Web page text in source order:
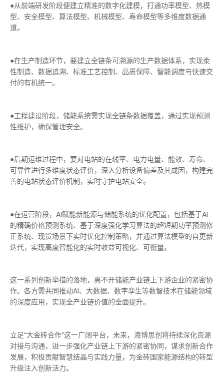
●从前端研发阶段便建立精准的数字化建模，打通功率模型、热模
型、安全模型、算法模型、机械模型、寿命模型等多维度数据通
道。
●在生产制造环节，要建立全链条可溯源的生产数据体系，实现柔
性制造、数据追溯、标准工艺控制、品质保障、智能调度与快速交
付的有机统一。
●工程建设阶段，储能系统需实现全链条数据覆盖，通过实现预测
性维护，确保管理安全。
●后期运维过程中，要对电站的在线率、电力电量、能效、寿命、
可靠性进行多维度状态评价，深入分析设备偏差及其成因，构建完
善的电站状态评价机制，实时守护电站安全。
●在运营阶段，AI赋能新能源与储能系统的优化配置，包括基于AI
的精确价格预测系统、基于深度强化学习算法的超短期功率预测修
正系统、现货场景下实时优化控制策略，并通过算法模型的自更新
迭代，实现高度智能化的实时收益可视化、可衡量。
这一系列创新举措的落地，离不开储能产业链上下游企业的紧密协
作。各方需共同推动AI、大数据、数字孪生等数智技术在储能领域
的深度应用，实现全产业链价值的全面提升。
立足“大金砖合作”这一广阔平台，未来，海博思创将持续深化资源
对接与沟通，进一步强化产业链上下游的紧密协同，谋求创新合作
发展，积极贡献智慧结晶与实践力量，为金砖国家能源结构的转型
升级注入创新活力。